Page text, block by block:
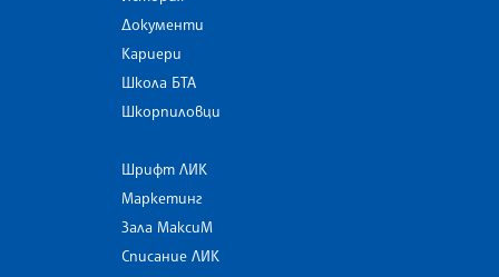
Документи
Кариери
Школа БТА
Шкорпиловци
Шрифт ЛИК
Маркетинг
Зала МаксиМ
Списание ЛИК